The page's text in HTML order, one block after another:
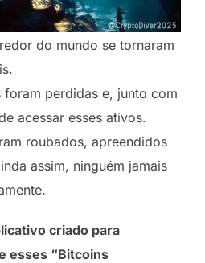
do mundo se tornaram
foram perdidas e, junto com
acessar esses ativos.
roubados, apreendidos
assim, ninguém jamais
criado para
esses “Bitcoins